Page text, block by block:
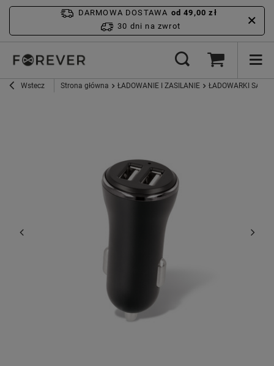
DARMOWA DOSTAWA od 49,00 zł
30 dni na zwrot
Wstecz Strona główna ŁADOWANIE I ZASILANIE ŁADOWARKI